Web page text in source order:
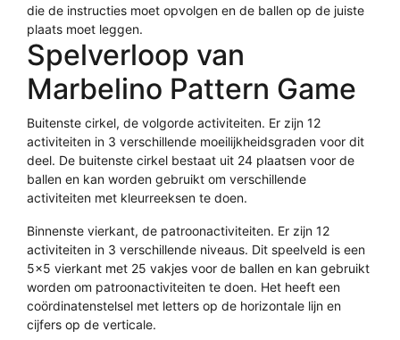
die de instructies moet opvolgen en de ballen op de juiste
plaats moet leggen.
Spelverloop van
Marbelino Pattern Game
Buitenste cirkel, de volgorde activiteiten. Er zijn 12
activiteiten in 3 verschillende moeilijkheidsgraden voor dit
deel. De buitenste cirkel bestaat uit 24 plaatsen voor de
ballen en kan worden gebruikt om verschillende
activiteiten met kleurreeksen te doen.
Binnenste vierkant, de patroonactiviteiten. Er zijn 12
activiteiten in 3 verschillende niveaus. Dit speelveld is een
5×5 vierkant met 25 vakjes voor de ballen en kan gebruikt
worden om patroonactiviteiten te doen. Het heeft een
coördinatenstelsel met letters op de horizontale lijn en
cijfers op de verticale.